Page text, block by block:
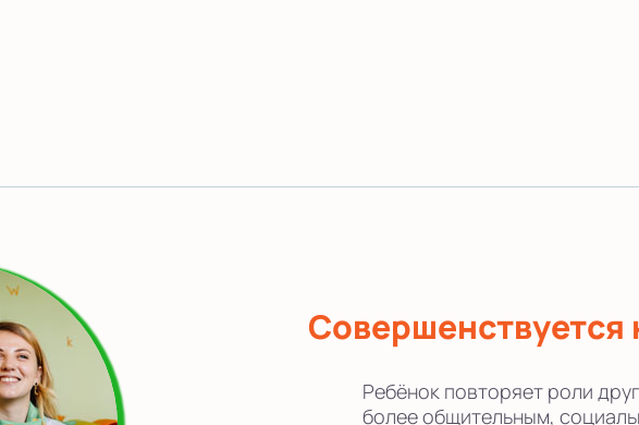
Ребёнок повторяет роли
более общительным,